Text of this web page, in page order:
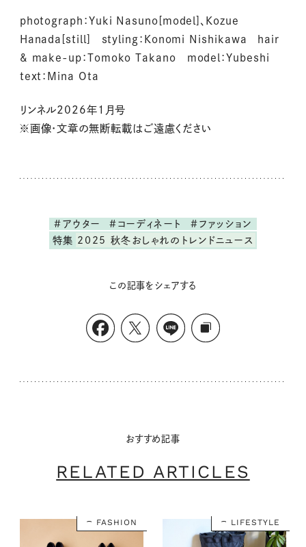
photograph：Yuki Nasuno[model]、Kozue
Hanada[still] styling：Konomi Nishikawa hair
& make-up：Tomoko Takano model：Yubeshi
text：Mina Ota
リンネル2026年1月号
※画像・文章の無断転載はご遠慮ください
#アウター #コーディネート
#ファッション
特集 2025 秋冬おしゃれのトレンドニュース
この記事をシェアする
おすすめ記事
RELATED ARTICLES
FASHION LIFESTYLE